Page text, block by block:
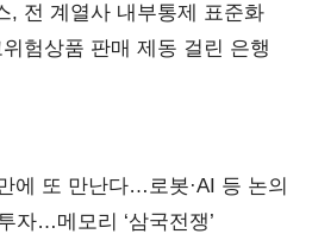
, 전 계열사 내부통제 표준화
험상품 판매 제동 걸린 은행
에 또 만난다…로봇·AI 등 논의
자…메모리 ‘삼국전쟁’